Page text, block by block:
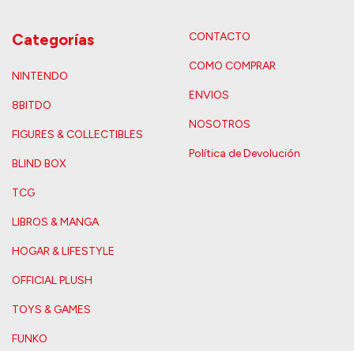
Categorías
NINTENDO
8BITDO
FIGURES & COLLECTIBLES
BLIND BOX
TCG
LIBROS & MANGA
HOGAR & LIFESTYLE
OFFICIAL PLUSH
TOYS & GAMES
FUNKO
CONTACTO
COMO COMPRAR
ENVIOS
NOSOTROS
Política de Devolución